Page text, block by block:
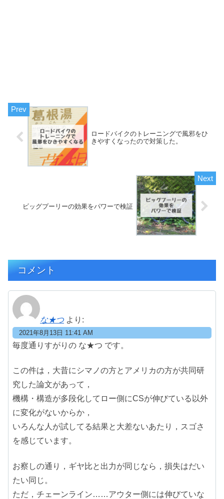
ロードバイクのトレーニングで風邪をひ
きやすくなったので対策した。
ビッグプーリーの効果をパワーで検証
コメント
な★つ より:
2021年8月13日 11:41 AM
毎度通りすがりの な★つ です。
この件は，大昔にシマノの方とアメリカの方が共同研
究した論文があって，
機構・構造が多段化してロー側にCSが伸びている以外
に変化がないからか，
いろんな人が試してる結果と大差ないあたり，スゴさ
を感じています。
お察しの通り，ギヤ比と出力が同じなら，損失はだい
たい同じ。
ただ，チェーンライン……アウター側には伸びていな